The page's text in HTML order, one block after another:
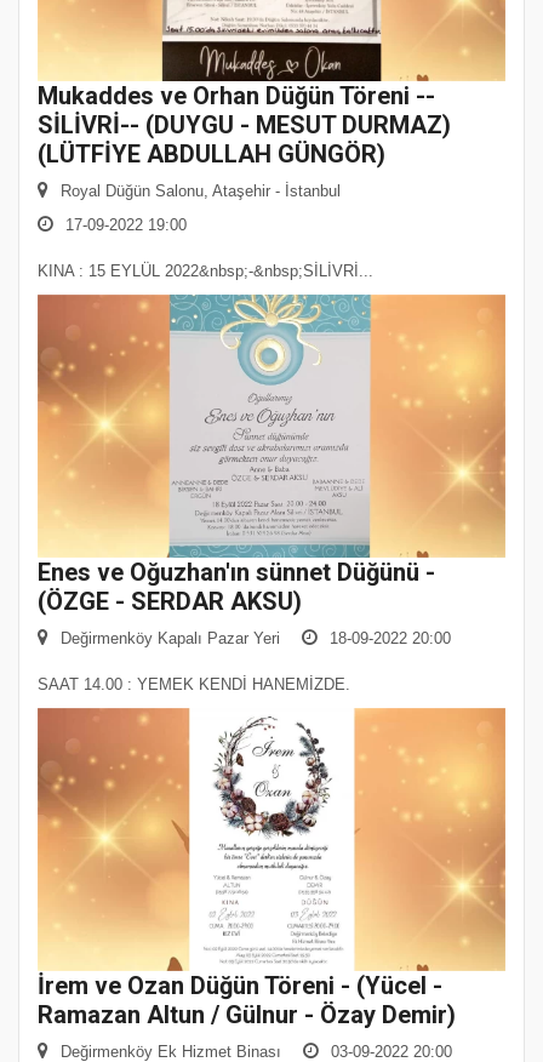
Mukaddes ve Orhan Düğün Töreni --
SİLİVRİ-- (DUYGU - MESUT DURMAZ)
(LÜTFİYE ABDULLAH GÜNGÖR)
Royal Düğün Salonu, Ataşehir - İstanbul
17-09-2022 19:00
KINA : 15 EYLÜL 2022&nbsp;-&nbsp;SİLİVRİ...
Enes ve Oğuzhan'ın sünnet Düğünü -
(ÖZGE - SERDAR AKSU)
Değirmenköy Kapalı Pazar Yeri 18-09-2022 20:00
SAAT 14.00 : YEMEK KENDİ HANEMİZDE.
İrem ve Ozan Düğün Töreni - (Yücel -
Ramazan Altun / Gülnur - Özay Demir)
Değirmenköy Ek Hizmet Binası 03-09-2022 20:00